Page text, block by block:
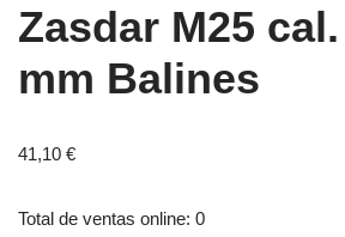
Zasdar M25
mm Balines
41,10 €
Total de ventas online: 0